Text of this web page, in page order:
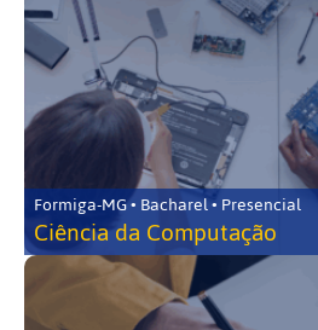
Formiga-MG • Bacharel • Presencial
Ciência da Computação